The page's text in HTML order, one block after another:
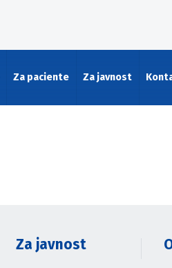
Za paciente Za javnost
Za javnost